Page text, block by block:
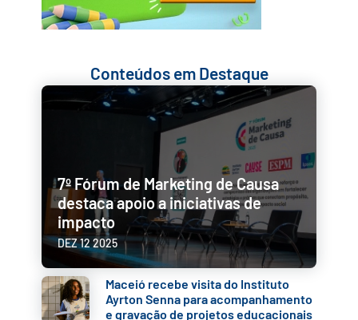
Conteúdos em Destaque
7º Fórum de Marketing de Causa
destaca apoio a iniciativas de
impacto
DEZ 12 2025
Maceió recebe visita do Instituto
Ayrton Senna para acompanhamento
e gravação de projetos educacionais